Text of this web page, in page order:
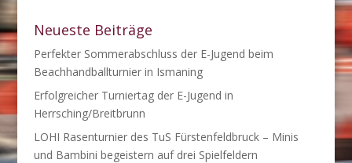
Neueste Beiträge
Perfekter Sommerabschluss der E-Jugend beim
Beachhandballturnier in Ismaning
Erfolgreicher Turniertag der E-Jugend in
Herrsching/Breitbrunn
LOHI Rasenturnier des TuS Fürstenfeldbruck – Minis
und Bambini begeistern auf drei Spielfeldern